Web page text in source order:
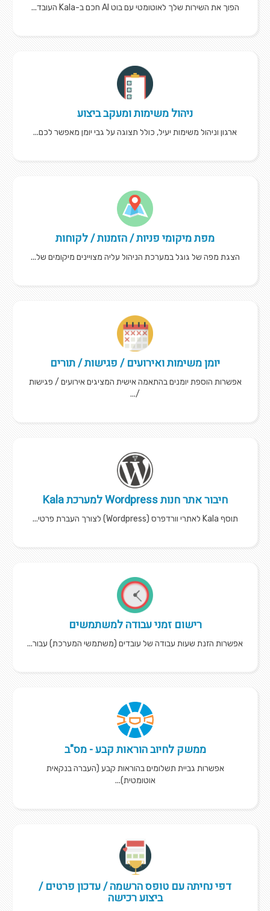
הפוך את השירות שלך לאוטומטי עם בוט AI חכם ב-Kala העובד...
ניהול משימות ומעקב ביצוע
ארגון וניהול משימות יעיל, כולל תצוגה על גבי יומן מאפשר לכם...
מפת מיקומי פניות / הזמנות / לקוחות
הצגת מפה של גוגל במערכת הניהול עליה מצויינים מיקומים של...
יומן משימות ואירועים / פגישות / תורים
אפשרות הוספת יומנים בהתאמה אישית המציגים אירועים / פגישות
/...
חיבור אתר חנות Wordpress למערכת Kala
תוסף Kala לאתרי וורדפרס (Wordpress) לצורך העברת פרטי...
רישום זמני עבודה למשתמשים
אפשרות הזנת שעות עבודה של עובדים (משתמשי המערכת) עבור...
ממשק לחיוב הוראות קבע - מס"ב
אפשרות גביית תשלומים בהוראות קבע (העברה בנקאית
אוטומטית)...
דפי נחיתה עם טופס הרשמה / עדכון פרטים /
ביצוע רכישה